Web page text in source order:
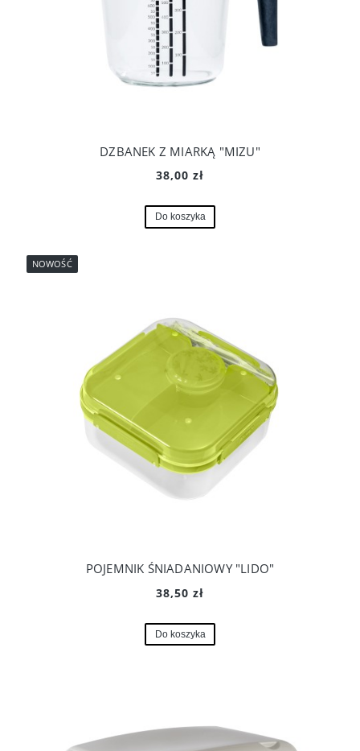
DZBANEK Z MIARKĄ "MIZU"
38,00 zł
Do koszyka
POJEMNIK ŚNIADANIOWY "LIDO"
38,50 zł
Do koszyka
NOWOŚĆ